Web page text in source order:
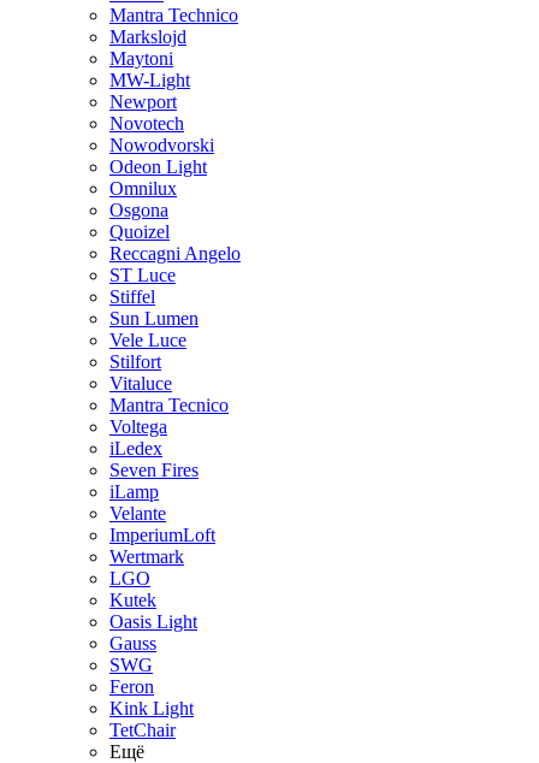
Mantra Technico
Markslojd
Maytoni
MW-Light
Newport
Novotech
Nowodvorski
Odeon Light
Omnilux
Osgona
Quoizel
Reccagni Angelo
ST Luce
Stiffel
Sun Lumen
Vele Luce
Stilfort
Vitaluce
Mantra Tecnico
Voltega
iLedex
Seven Fires
iLamp
Velante
ImperiumLoft
Wertmark
LGO
Kutek
Oasis Light
Gauss
SWG
Feron
Kink Light
TetСhair
Ещё